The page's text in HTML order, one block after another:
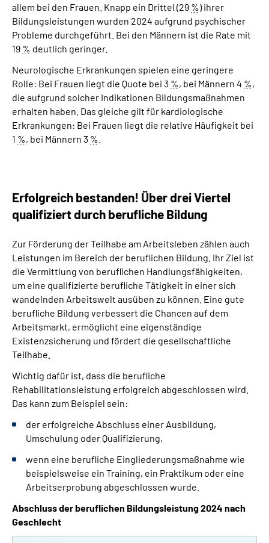
allem bei den Frauen. Knapp ein Drittel (29 %) ihrer
Bildungsleistungen wurden 2024 aufgrund psychischer
Probleme durchgeführt. Bei den Männern ist die Rate mit
19 % deutlich geringer.
Neurologische Erkrankungen spielen eine geringere
Rolle: Bei Frauen liegt die Quote bei 3 %, bei Männern 4 %,
die aufgrund solcher Indikationen Bildungsmaßnahmen
erhalten haben. Das gleiche gilt für kardiologische
Erkrankungen: Bei Frauen liegt die relative Häufigkeit bei
1 %, bei Männern 3 %
Erfolgreich bestanden! Über drei Viertel
qualifiziert durch berufliche Bildung
Zur Förderung der Teilhabe am Arbeitsleben zählen auch
Leistungen im Bereich der beruflichen Bildung. Ihr Ziel ist
die Vermittlung von beruflichen Handlungsfähigkeiten,
um eine qualifizierte berufliche Tätigkeit in einer sich
wandelnden Arbeitswelt ausüben zu können. Eine gute
berufliche Bildung verbessert die Chancen auf dem
Arbeitsmarkt, ermöglicht eine eigenständige
Existenzsicherung und fördert die gesellschaftliche
Teilhabe.
Wichtig dafür ist, dass die berufliche
Rehabilitationsleistung erfolgreich abgeschlossen wird.
Das kann zum Beispiel sein:
der erfolgreiche Abschluss einer Ausbildung,
Umschulung oder Qualifizierung,
wenn eine berufliche Eingliederungsmaßnahme wie
beispielsweise ein Training, ein Praktikum oder eine
Arbeitserprobung abgeschlossen wurde.
Abschluss der beruflichen Bildungsleistung 2024 nach
Geschlecht